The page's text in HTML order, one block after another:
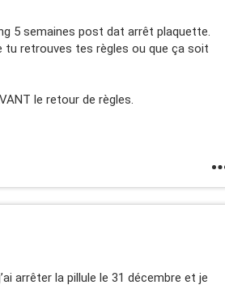
5 semaines post dat arrêt plaquette.
tu retrouves tes règles ou que ça soit
le retour de règles.
arrêter la pillule le 31 décembre et je